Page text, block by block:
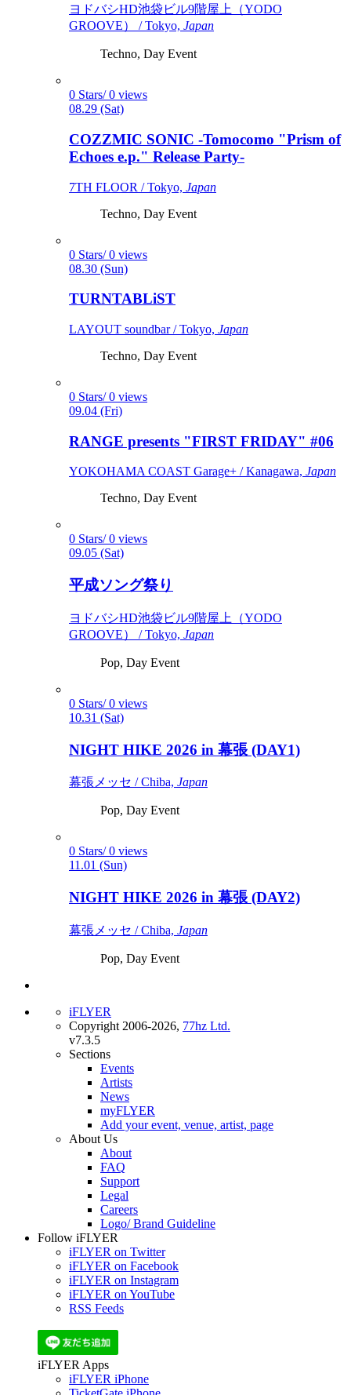
ヨドバシHD池袋ビル9階屋上（YODO
GROOVE） / Tokyo, Japan
Techno, Day Event
0 Stars/ 0 views
08.29 (Sat)
COZZMIC SONIC -Tomocomo "Prism of
Echoes e.p." Release Party-
7TH FLOOR / Tokyo, Japan
Techno, Day Event
0 Stars/ 0 views
08.30 (Sun)
TURNTABLiST
LAYOUT soundbar / Tokyo, Japan
Techno, Day Event
0 Stars/ 0 views
09.04 (Fri)
RANGE presents "FIRST FRIDAY" #06
YOKOHAMA COAST Garage+ / Kanagawa, Japan
Techno, Day Event
0 Stars/ 0 views
09.05 (Sat)
平成ソング祭り
ヨドバシHD池袋ビル9階屋上（YODO
GROOVE） / Tokyo, Japan
Pop, Day Event
0 Stars/ 0 views
10.31 (Sat)
NIGHT HIKE 2026 in 幕張 (DAY1)
幕張メッセ / Chiba, Japan
Pop, Day Event
0 Stars/ 0 views
11.01 (Sun)
NIGHT HIKE 2026 in 幕張 (DAY2)
幕張メッセ / Chiba, Japan
Pop, Day Event
iFLYER
Copyright 2006-2026, 77hz Ltd.
v7.3.5
Sections
Events
Artists
News
myFLYER
Add your event, venue, artist, page
About Us
About
FAQ
Support
Legal
Careers
Logo/ Brand Guideline
Follow iFLYER
iFLYER on Twitter
iFLYER on Facebook
iFLYER on Instagram
iFLYER on YouTube
RSS Feeds
iFLYER Apps
iFLYER iPhone